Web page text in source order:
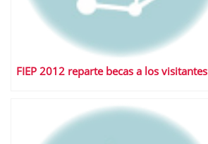
FIEP 2012 reparte becas a los visitantes